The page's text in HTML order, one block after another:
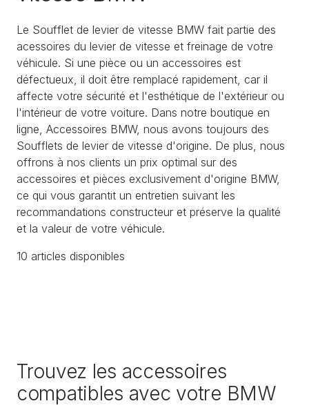
Le Soufflet de levier de vitesse BMW fait partie des
acessoires du levier de vitesse et freinage de votre
véhicule. Si une pièce ou un accessoires est
défectueux, il doit être remplacé rapidement, car il
affecte votre sécurité et l'esthétique de l'extérieur ou
l'intérieur de votre voiture. Dans notre boutique en
ligne, Accessoires BMW, nous avons toujours des
Soufflets de levier de vitesse d'origine. De plus, nous
offrons à nos clients un prix optimal sur des
accessoires et pièces exclusivement d'origine BMW,
ce qui vous garantit un entretien suivant les
recommandations constructeur et préserve la qualité
et la valeur de votre véhicule.
10 articles disponibles
Trouvez les accessoires
compatibles avec votre BMW